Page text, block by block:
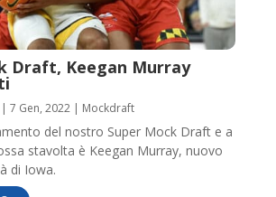
Draft, Keegan Murray
| 7 Gen, 2022| Mockdraft
del nostro Super Mock Draft e a
stavolta è Keegan Murray, nuovo
di Iowa.